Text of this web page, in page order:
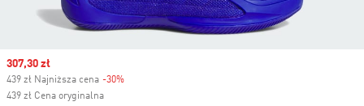
Sale price
307,30 zł
439 zł Najniższa cena -30%
439 zł Cena oryginalna